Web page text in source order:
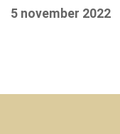
5 november 2022